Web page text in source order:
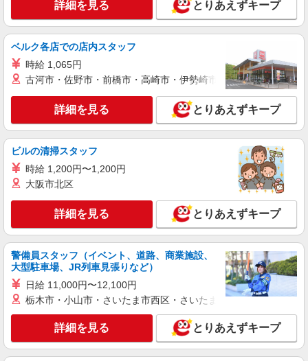
人気機種に詳しくなれる携帯販売【au】
月給259200円〜300000円（経験・能力によ
る） ※残業手当別途支給 ※研修期間6か月・時給
1500円〜 ★交通費別途支給（規定あり） ゜
+゜・。○。・゜+゜・。○。・゜+゜ 入社祝い金10
万円支給(規定有) お友達を紹介頂くと, インセンテ
ィブ支給(規定有) ゜・。○。・゜+゜・。○。・゜
+゜
詳細を見る
株式会社シエロ
【softbank】人気機種に詳しくなれる携帯販
時給1250円〜 ※残業代支給 ★交通費別途支給
+゜ 入社祝い金10万円支給(規定有) お友達を紹介
頂くと, インセンティブ支給(規定有) ★月2回払
い・週払い可能（規程有）★ ゜・。○。・゜
+゜・。○。・゜+゜
熊本県熊本市中央区のsoftbankショップ
キープ 詳細を見る
紹介予定派遣
株式会社シエロ
スマホ携帯販売【エーユー】
月給259200円〜300000円（経験・能力によ
る） ※残業手当別途支給 ※研修期間6か月・時給
1500円〜 ★交通費別途支給（規定あり） ゜
+゜・。○。・゜+゜・。○。・゜+゜ 入社祝い金10
熊本県熊本市中央区の家電量販店
詳細を見る とりあえずキープ
ベルク各店での店内スタッフ
時給 1,065円
古河市・佐野市・前橋市・高崎市・伊勢崎市・太田市・館林市
詳細を見る とりあえずキープ
ビルの清掃スタッフ
時給 1,200円〜1,200円
大阪市北区
詳細を見る とりあえずキープ
警備員スタッフ（イベント、道路、商業施設、
大型駐車場、JR列車見張りなど）
日給 11,000円〜12,100円
栃木市・小山市・さいたま市西区・さいたま市岩槻区・久喜市・
詳細を見る とりあえずキープ